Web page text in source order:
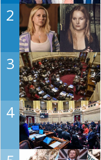
2
3
4